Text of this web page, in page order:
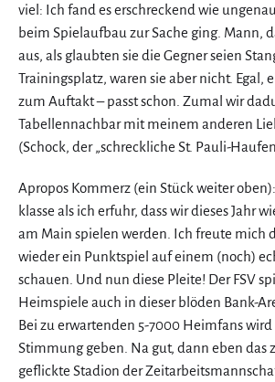
viel: Ich fand es erschreckend wie
beim Spielaufbau zur Sache ging. Mann,
aus, als glaubten sie die Gegner seien
Trainingsplatz, waren sie aber nicht. Egal,
zum Auftakt – passt schon. Zumal wir
Tabellennachbar mit meinem anderen
(Schock, der „schreckliche St. Pauli-
Apropos Kommerz (ein Stück weiter
klasse als ich erfuhr, dass wir dieses Jahr
am Main spielen werden. Ich freute mich
wieder ein Punktspiel auf einem (noch)
schauen. Und nun diese Pleite! Der FSV
Heimspiele auch in dieser blöden Bank-
Bei zu erwartenden 5-7000 Heimfans wird
Stimmung geben. Na gut, dann eben das
geflickte Stadion der